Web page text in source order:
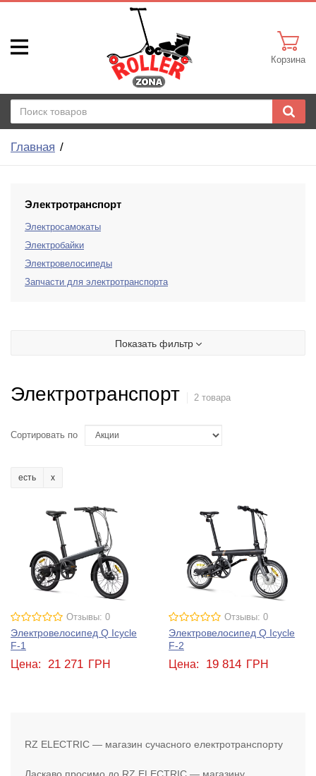
Корзина
Главная
Электротранспорт
Электросамокаты
Электробайки
Электровелосипеды
Запчасти для электротранспорта
Показать фильтр
Электротранспорт 2 товара
Сортировать по
есть
Отзывы: 0
Электровелосипед Q Icycle
F-1
Цена: 21 271 ГРН
Отзывы: 0
Электровелосипед Q Icycle
F-2
Цена: 19 814 ГРН
RZ ELECTRIC — магазин сучасного електротранспорту